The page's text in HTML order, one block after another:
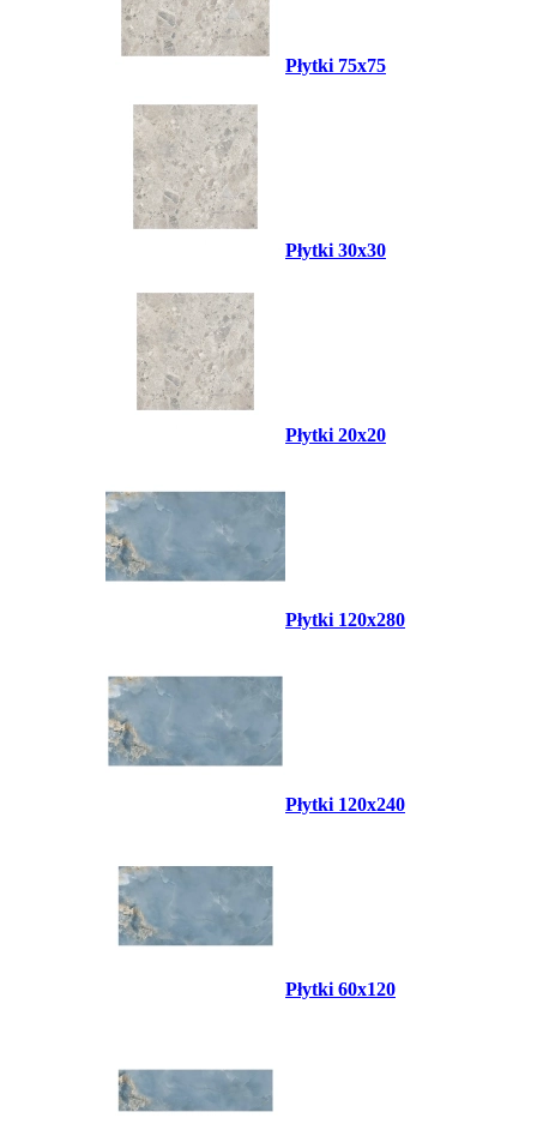
Płytki 75x75
Płytki 30x30
Płytki 20x20
Płytki 120x280
Płytki 120x240
Płytki 60x120